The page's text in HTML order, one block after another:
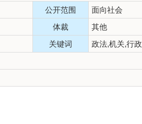
公开范围 面向社会
体裁 其他
关键词 政法,机关,行政